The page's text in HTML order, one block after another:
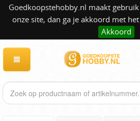
Goedkoopstehobby.nl maakt
onze site, dan ga je akkoord met
Akkoord